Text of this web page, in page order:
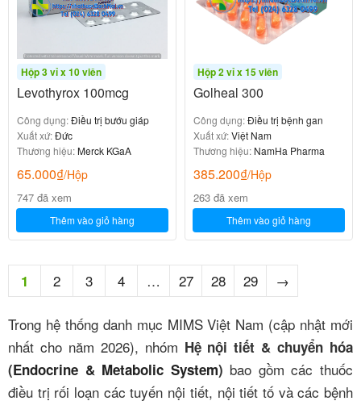
Hộp 3 vỉ x 10 viên
Levothyrox 100mcg
Công dụng:Điều trị bướu giáp
Xuất xứ:Đức
Thương hiệu:Merck KGaA
65.000₫/Hộp
747 đã xem
Thêm vào giỏ hàng
Hộp 2 vỉ x 15 viên
Golheal 300
Công dụng:Điều trị bệnh gan
Xuất xứ:Việt Nam
Thương hiệu: NamHa Pharma
385.200₫/Hộp
263 đã xem
Thêm vào giỏ hàng
1 2 3 4 … 27 28 29 →
Trong hệ thống danh mục MIMS Việt Nam (cập nhật mới
nhất cho năm 2026), nhóm Hệ nội tiết & chuyển hóa
(Endocrine & Metabolic System) bao gồm các thuốc
điều trị rối loạn các tuyến nội tiết, nội tiết tố và các bệnh